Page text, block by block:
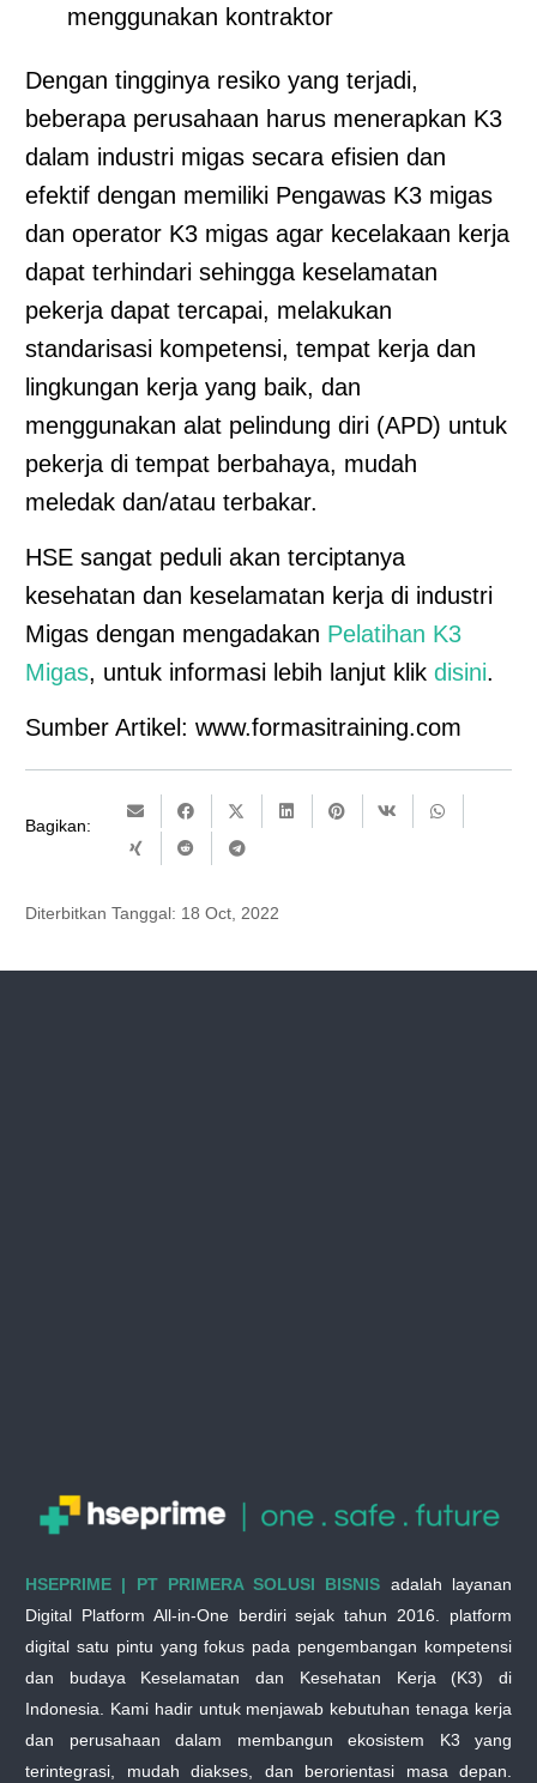
menggunakan kontraktor
Dengan tingginya resiko yang terjadi,
beberapa perusahaan harus menerapkan K3
dalam industri migas secara efisien dan
efektif dengan memiliki Pengawas K3 migas
dan operator K3 migas agar kecelakaan kerja
dapat terhindari sehingga keselamatan
pekerja dapat tercapai, melakukan
standarisasi kompetensi, tempat kerja dan
lingkungan kerja yang baik, dan
menggunakan alat pelindung diri (APD) untuk
pekerja di tempat berbahaya, mudah
meledak dan/atau terbakar.
HSE sangat peduli akan terciptanya
kesehatan dan keselamatan kerja di industri
Migas dengan mengadakan Pelatihan K3
Migas, untuk informasi lebih lanjut klik disini.
Sumber Artikel: www.formasitraining.com
Bagikan:
Diterbitkan Tanggal: 18 Oct, 2022
HSEPRIME | PT PRIMERA SOLUSI BISNIS adalah layanan
Digital Platform All-in-One berdiri sejak tahun 2016. platform
digital satu pintu yang fokus pada pengembangan kompetensi
dan budaya Keselamatan dan Kesehatan Kerja (K3) di
Indonesia. Kami hadir untuk menjawab kebutuhan tenaga kerja
dan perusahaan dalam membangun ekosistem K3 yang
terintegrasi, mudah diakses, dan berorientasi masa depan.